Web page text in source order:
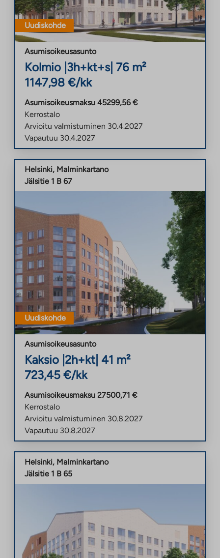
Uudiskohde
Asumisoikeusasunto
Kolmio 3h+kt+s| 76 m²
1147,98 €/kk
Asumisoikeusmaksu 45299,56 €
Kerrostalo
Arvioitu valmistuminen 30.4.2027
Vapautuu 30.4.2027
Helsinki, Malminkartano
Jälsitie 1 B 67
Uudiskohde
Asumisoikeusasunto
Kaksio 2h+kt| 41 m²
723,45 €/kk
Asumisoikeusmaksu 27500,71 €
Kerrostalo
Arvioitu valmistuminen 30.8.2027
Vapautuu 30.8.2027
Helsinki, Malminkartano
Jälsitie 1 B 65